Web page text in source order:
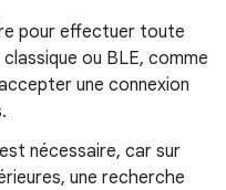
pour effectuer toute
ou BLE, comme
une connexion
est nécessaire, car sur
une recherche